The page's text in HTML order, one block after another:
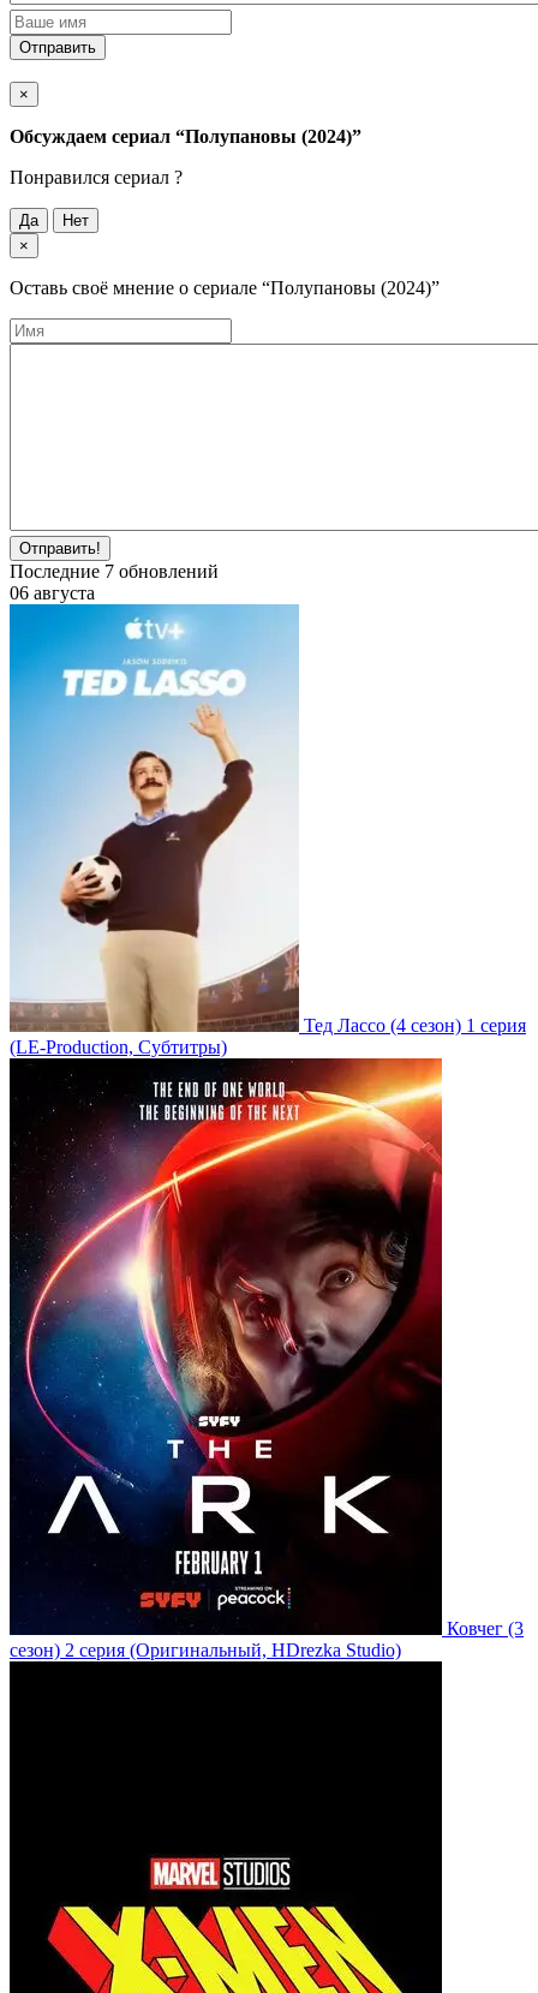
Отправить
×
Обсуждаем cериал “Полупановы (2024)”
Понравился cериал ?
Да
Нет
×
Оставь своё мнение о cериале “Полупановы (2024)”
Отправить!
Последние 7 обновлений
06 августа
Тед Лассо (4 сезон) 1 серия
(LE-Production, Субтитры)
Ковчег (3
сезон) 2 серия (Оригинальный, HDrezka Studio)